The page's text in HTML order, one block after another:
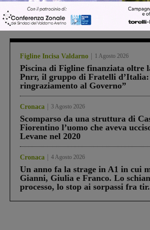
Più lette
Figline Incisa Valdarno 1 Agosto 2026
Piscina di Figline finanziata oltre
Pnrr, il gruppo di Fratelli
ringraziamento al Governo”
Cronaca 3 Agosto 2026
Scomparso da una struttura di
Fiorentino l’uomo che aveva
Levane nel 2020
Cronaca 4 Agosto 2026
Un anno fa la strage in A1 in cui
Gianni, Giulia e Franco. Lo
processo, lo stop ai sorpassi fra